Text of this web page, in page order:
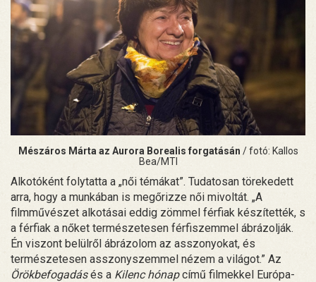
Mészáros Márta az Aurora Borealis forgatásán / fotó: Kallos
Bea/MTI
Alkotóként folytatta a „női témákat”. Tudatosan törekedett
arra, hogy a munkában is megőrizze női mivoltát. „A
filmművészet alkotásai eddig zömmel férfiak készítették, s
a férfiak a nőket természetesen férfiszemmel ábrázolják.
Én viszont belülről ábrázolom az asszonyokat, és
természetesen asszonyszemmel nézem a világot.” Az
Örökbefogadásés a Kilenc hónapcímű filmekkel Európa-